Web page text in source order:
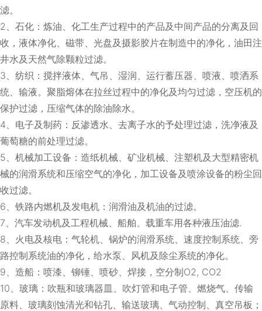
滤。
2、石化：炼油、化工生产过程中的产品及中间产品的分离及回
收，液体净化、磁带、光盘及摄影胶片在制造中的净化，油田注
井水及天然气除颗粒过滤。
3、纺织：搅拌液体、气吊、湿润、运行蓄压器、喷液、喷洒系
统、输液。聚脂熔体在拉丝过程中的净化及均匀过滤，空压机的
保护过滤，压缩气体的除油除水。
4、电子及制药：反渗透水、去离子水的予处理过滤，洗净液及
葡萄糖的前处理过滤。
5、机械加工设备：造纸机械、矿业机械、注塑机及大型精密机
械的润滑系统和压缩空气的净化，加工设备及喷涂设备的粉尘回
收过滤。
6、铁路内燃机及发电机：润滑油及机油的过滤。
7、汽车发动机及工程机械、船舶、载重车用各种液压油滤.
8、火电及核电：气轮机、锅炉的润滑系统、速度控制系统、旁
路控制系统油的净化，给水泵、风机及除尘系统的净化。
9、造船：喷漆、铆锤、喷砂、焊接，空分制O2, CO2
10、玻璃：吹瓶和玻璃器皿、吹灯管和电子管、燃烧气、传输
原料、玻璃刻蚀清光和钻孔、输送玻璃、气动控制、真空吊板；